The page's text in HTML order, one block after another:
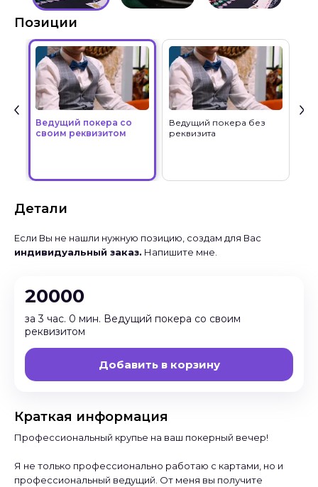
Позиции
Ведущий покера со
своим реквизитом
Ведущий покера без
реквизита
Детали
Если Вы не нашли нужную позицию, создам для Вас
индивидуальный заказ. Напишите мне.
20000
за 3 час. 0 мин. Ведущий покера со своим
реквизитом
Добавить в корзину
Краткая информация
Профессиональный крупье на ваш покерный вечер!
Я не только профессионально работаю с картами, но и
профессиональный ведущий. От меня вы получите